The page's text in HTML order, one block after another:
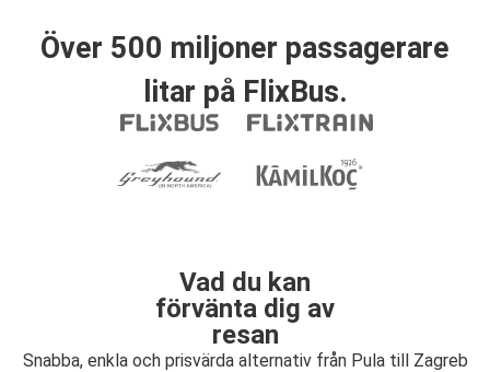
Över 500 miljoner passagerare
litar på FlixBus.
Vad du kan
förvänta dig av
resan
Snabba, enkla och prisvärda alternativ från Pula till Zagreb